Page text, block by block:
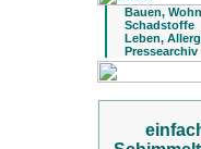
Bauen,
Schadstoffe
Leben,
Pressearchiv